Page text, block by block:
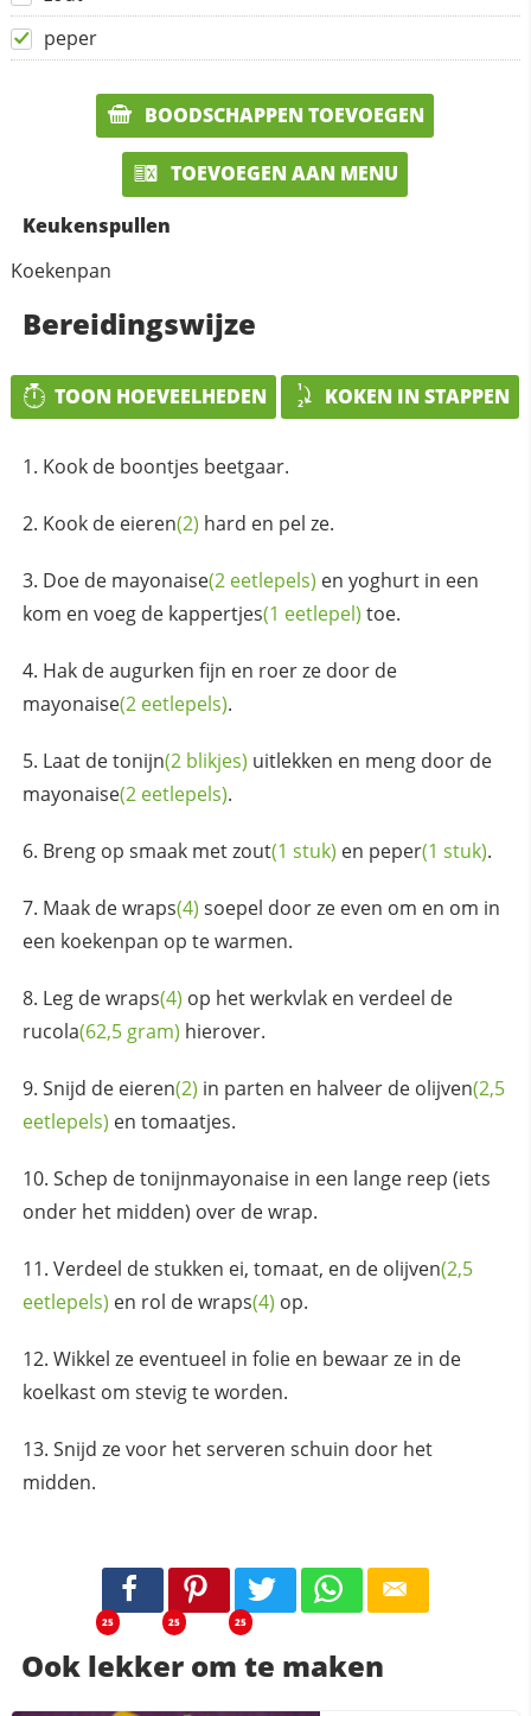
peper
BOODSCHAPPEN TOEVOEGEN
TOEVOEGEN AAN MENU
Keukenspullen
Koekenpan
Bereidingswijze
TOON HOEVEELHEDEN KOKEN IN STAPPEN
Kook de boontjes beetgaar.
Kook de eieren(2) hard en pel ze.
Doe de mayonaise(2 eetlepels) en yoghurt in een
kom en voeg de kappertjes(1 eetlepel) toe.
Hak de augurken fijn en roer ze door de
mayonaise(2 eetlepels).
Laat detonijn(2 blikjes) uitlekken en meng door de
mayonaise(2 eetlepels).
Breng op smaak metzout(1 stuk) en peper(1 stuk).
Maak dewraps(4) soepel door ze even om en om in
een koekenpan op te warmen.
Leg dewraps(4) op het werkvlak en verdeel de
rucola(62,5 gram) hierover.
Snijd de eieren(2) in parten en halveer de olijven(2,5
eetlepels) en tomaatjes.
Schep de tonijnmayonaise in een lange reep (iets
onder het midden) over de wrap.
Verdeel de stukken ei, tomaat, en de olijven(2,5
eetlepels) en rol dewraps(4) op.
Wikkel ze eventueel in folie en bewaar ze in de
koelkast om stevig te worden.
Snijd ze voor het serveren schuin door het
midden.
25 25 25
Ook lekker om te maken